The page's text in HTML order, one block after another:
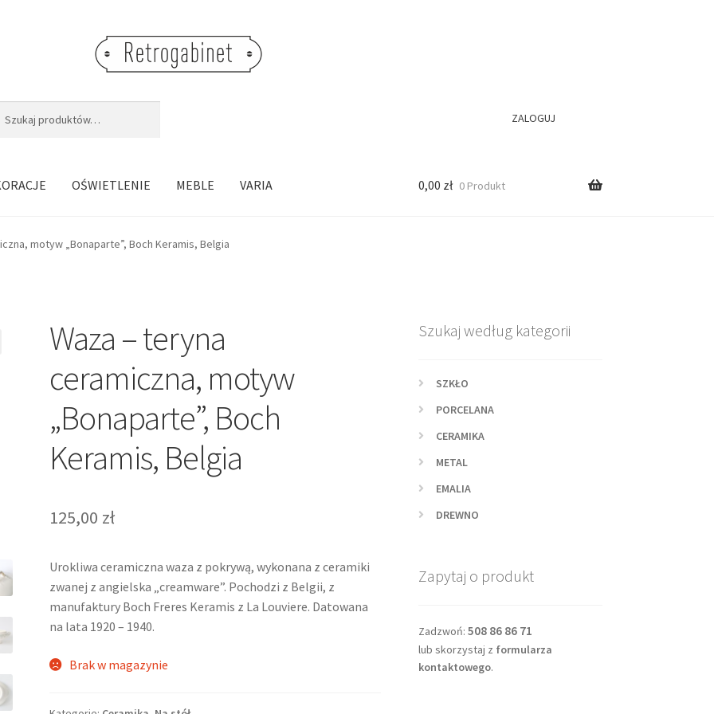
ZALOGUJ
OŚWIETLENIE MEBLE VARIA 0,00 zł 0 Produkt
motyw „Bonaparte”, Boch Keramis, Belgia
Waza – teryna
ceramiczna, motyw
„Bonaparte”, Boch
Keramis, Belgia
125,00 zł
Urokliwa ceramiczna waza z pokrywą, wykonana z ceramiki
zwanej z angielska „creamware”. Pochodzi z Belgii, z
manufaktury Boch Freres Keramis z La Louviere. Datowana
na lata 1920 – 1940.
Brak w magazynie
Szukaj według kategorii
SZKŁO
PORCELANA
CERAMIKA
METAL
EMALIA
DREWNO
Zapytaj o produkt
Zadzwoń: 508 86 86 71
lub skorzystaj z formularza
kontaktowego.